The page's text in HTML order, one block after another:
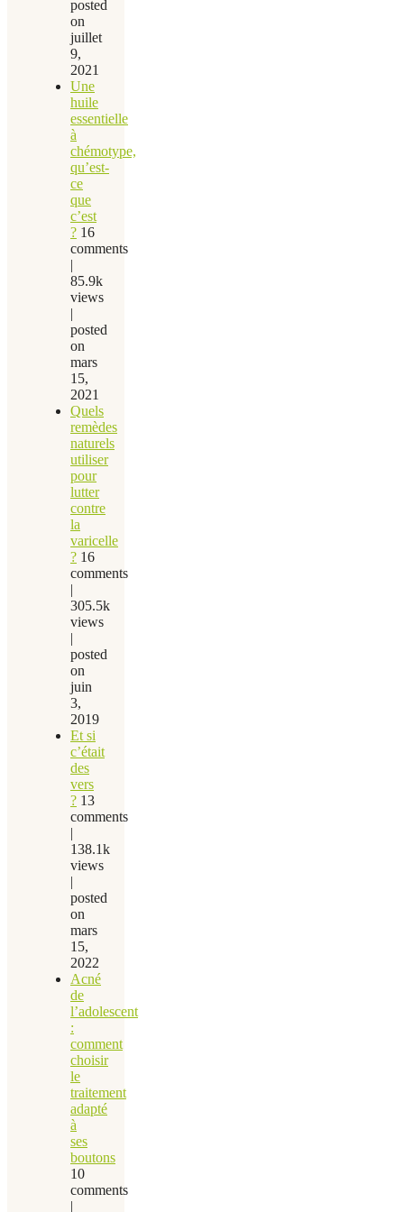
posted
on
juillet
9,
2021
Une
huile
essentielle
à
chémotype,
qu’est-
ce
que
c’est
? 16
comments
|
85.9k
views
|
posted
on
mars
15,
2021
Quels
remèdes
naturels
utiliser
pour
lutter
contre
la
varicelle
? 16
comments
|
305.5k
views
|
posted
on
juin
3,
2019
Et si
c’était
des
vers
? 13
comments
|
138.1k
views
|
posted
on
mars
15,
2022
Acné
de
l’adolescent
:
comment
choisir
le
traitement
adapté
à
ses
boutons
10
comments
|